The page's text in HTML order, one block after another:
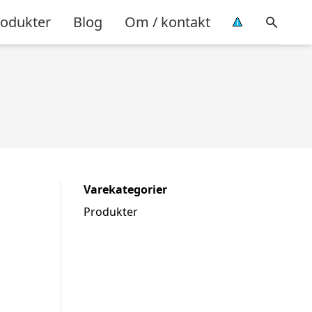
Blog Om / kontakt
Varekategorier
Produkter